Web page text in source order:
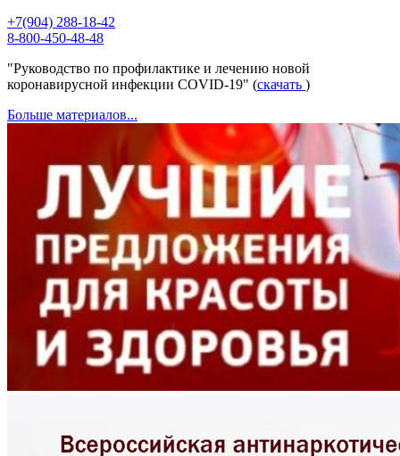
+7(904) 288-18-42
8-800-450-48-48
"Руководство по профилактике и лечению новой
коронавирусной инфекции COVID-19" (скачать )
Больше материалов...